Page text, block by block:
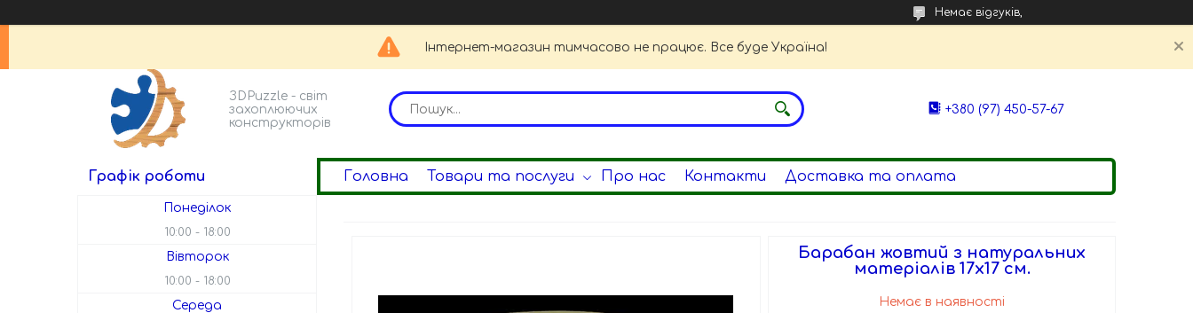
Немає відгуків,
Інтернет-магазин тимчасово не працює. Все буде Україна!
ЗDPuzzle - світ
захоплюючих
конструкторів
+380 (97) 450-57-67
Головна Товари та послуги Про нас Контакти Доставка та оплата
Барабан жовтий з натуральних
матеріалів 17х17 см.
Немає в наявності
Графік роботи
Понеділок
10:00 18:00
Вівторок
10:00 18:00
Середа